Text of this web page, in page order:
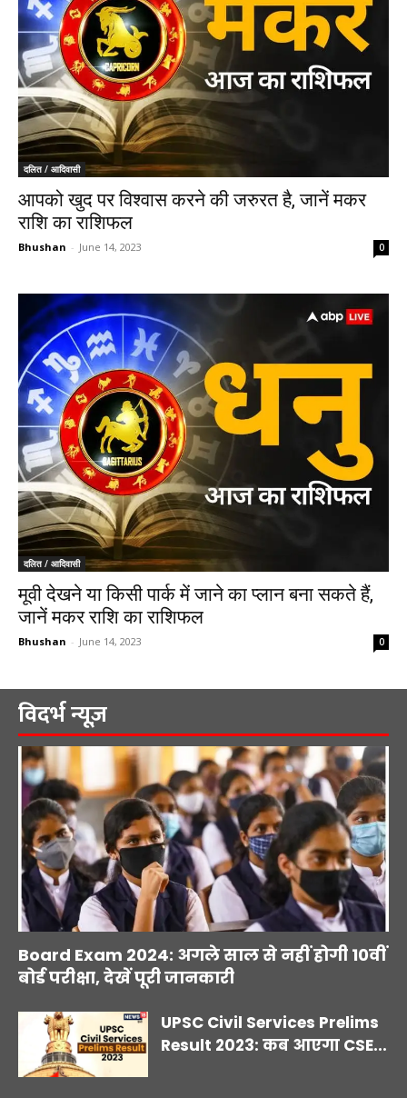
दलित / आदिवासी
आपको खुद पर विश्वास करने की जरुरत है, जानें मकर
राशि का राशिफल
Bhushan - June 14, 2023 0
दलित / आदिवासी
मूवी देखने या किसी पार्क में जाने का प्लान बना सकते हैं,
जानें मकर राशि का राशिफल
Bhushan - June 14, 2023 0
विदर्भ न्यूज़
Board Exam 2024: अगले साल से नहीं होगी 10वीं
बोर्ड परीक्षा, देखें पूरी जानकारी
UPSC Civil Services Prelims
Result 2023: कब आएगा CSE...